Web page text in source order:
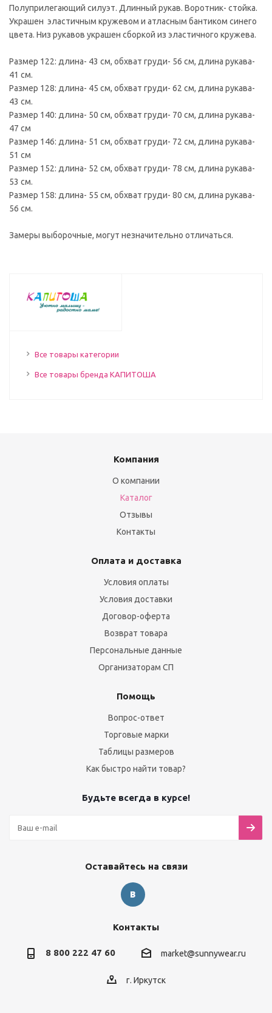
Полуприлегающий силуэт. Длинный рукав. Воротник- стойка.
Украшен эластичным кружевом и атласным бантиком синего
цвета. Низ рукавов украшен сборкой из эластичного кружева.
Размер 122: длина- 43 см, обхват груди- 56 см, длина рукава-
41 см.
Размер 128: длина- 45 см, обхват груди- 62 см, длина рукава-
43 см.
Размер 140: длина- 50 см, обхват груди- 70 см, длина рукава-
47 см
Размер 146: длина- 51 см, обхват груди- 72 см, длина рукава-
51 см
Размер 152: длина- 52 см, обхват груди- 78 см, длина рукава-
53 см.
Размер 158: длина- 55 см, обхват груди- 80 см, длина рукава-
56 см.
Замеры выборочные, могут незначительно отличаться.
Все товары категории
Все товары бренда КАПИТОША
Компания
О компании
Каталог
Отзывы
Контакты
Оплата и доставка
Условия оплаты
Условия доставки
Договор-оферта
Возврат товара
Персональные данные
Организаторам СП
Помощь
Вопрос-ответ
Торговые марки
Таблицы размеров
Как быстро найти товар?
Будьте всегда в курсе!
Оставайтесь на связи
Контакты
8 800 222 47 60 market@sunnywear.ru
г. Иркутск